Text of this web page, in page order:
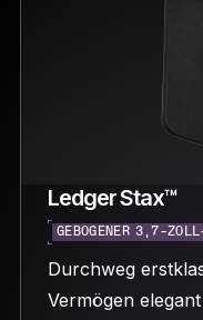
Ledger Stax™
GEBOGENER 3,7-
Durchweg
Vermögen